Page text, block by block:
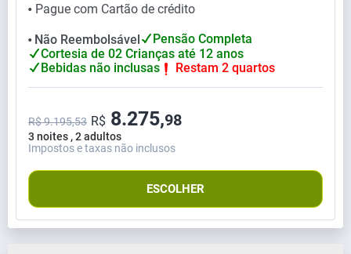
⬤ Pague com Cartão de crédito
⬤ Não Reembolsável
Pensão Completa
Cortesia de 02 Crianças até 12 anos
Bebidas não inclusas
Restam 2 quartos
3 noites , 2 adultos
R$ 9.195,53 R$ 8.275,98
Impostos e taxas não inclusos
ESCOLHER